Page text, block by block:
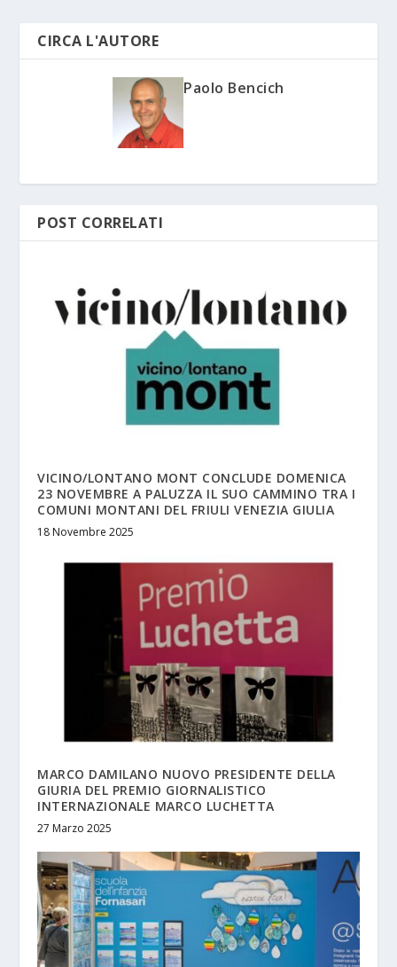
CIRCA L'AUTORE
Paolo Bencich
POST CORRELATI
VICINO/LONTANO MONT CONCLUDE DOMENICA
23 NOVEMBRE A PALUZZA IL SUO CAMMINO TRA I
COMUNI MONTANI DEL FRIULI VENEZIA GIULIA
18 Novembre 2025
MARCO DAMILANO NUOVO PRESIDENTE DELLA
GIURIA DEL PREMIO GIORNALISTICO
INTERNAZIONALE MARCO LUCHETTA
27 Marzo 2025